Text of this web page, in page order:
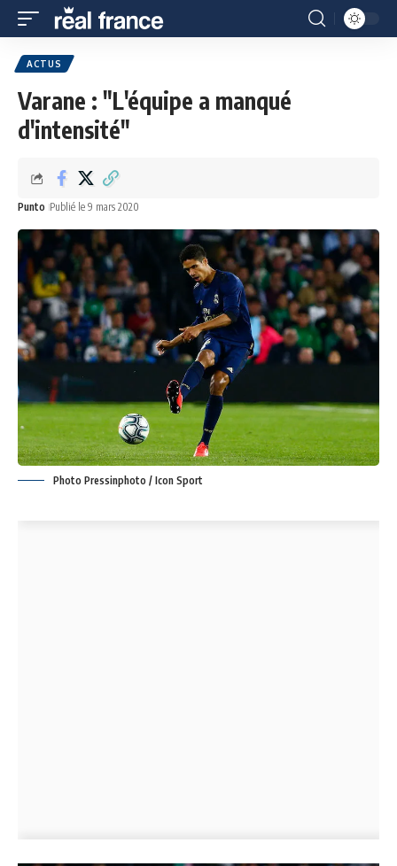
ACTUS
Varane : "L'équipe a manqué
d'intensité"
Punto Publié le 9 mars 2020
Photo Pressinphoto / Icon Sport